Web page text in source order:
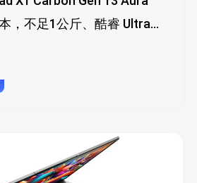
，不足1公斤、酷睿 Ultra